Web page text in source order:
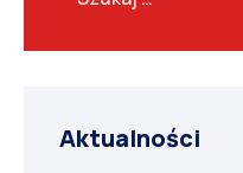
Aktualności